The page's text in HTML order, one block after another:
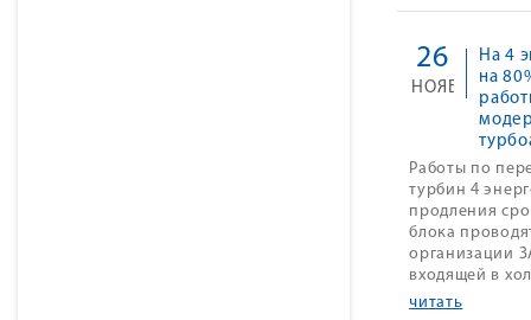
На 4
на
26
НОЯБ
Работы по
турбин 4
продления
блока
организации
входящей в
читать